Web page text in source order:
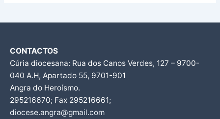
CONTACTOS
Cúria diocesana: Rua dos Canos Verdes, 127 – 9700-
040 A.H, Apartado 55, 9701-901
Angra do Heroísmo.
295216670; Fax 295216661;
diocese.angra@gmail.com